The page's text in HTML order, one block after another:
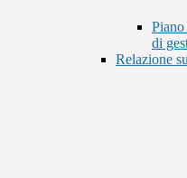
di
Relazione